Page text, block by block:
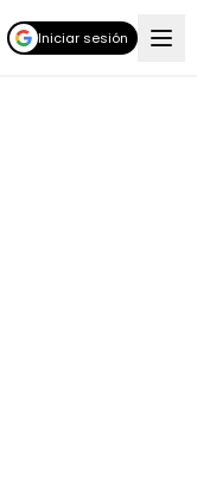
Iniciar sesión